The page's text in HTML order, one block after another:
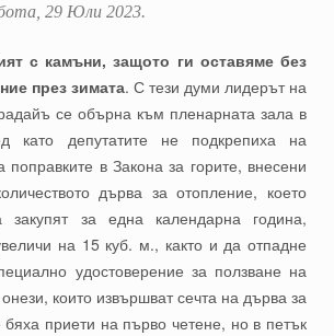
29 Юли 2023.
с камъни, защото ги оставяме без
през зимата. С тези думи лидерът на
се обърна към пленарната зала в
като депутатите не подкрепиха на
поправките в Закона за горите, внесени
дърва за отопление, което
закупят за една календарна година,
на 15 куб. м., както и да отпадне
удостоверение за ползване на
които извършват сечта на дърва за
приети на първо четене, но в петък